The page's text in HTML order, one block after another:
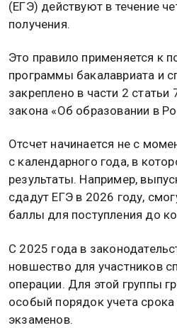
(ЕГЭ) действуют в течение
получения.
Это правило применяется к
программы бакалавриата и
закреплено в части 2
закона «Об образовании в
Отсчет начинается не с
с календарного года, в
результаты. Например,
сдадут ЕГЭ в 2026 году,
баллы для поступления до
С 2025 года в
новшество для участников
операции. Для этой группы
особый порядок учета срока
экзаменов.